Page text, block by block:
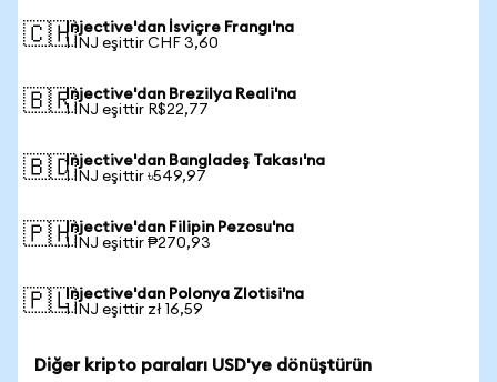
🇨🇭Injective'dan İsviçre Frangı'na
1 INJ eşittir CHF 3,60
🇧🇷Injective'dan Brezilya Reali'na
1 INJ eşittir R$22,77
🇧🇩Injective'dan Bangladeş Takası'na
1 INJ eşittir ৳549,97
🇵🇭Injective'dan Filipin Pezosu'na
1 INJ eşittir ₱270,93
🇵🇱Injective'dan Polonya Zlotisi'na
1 INJ eşittir zł 16,59
Diğer kripto paraları USD'ye dönüştürün